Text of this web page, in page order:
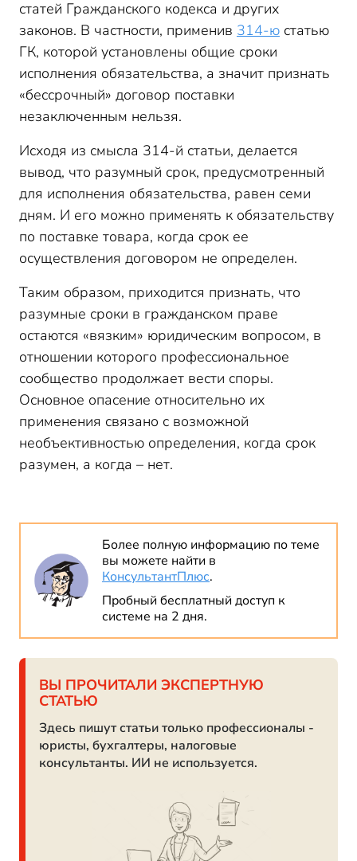
статей Гражданского кодекса и других
законов. В частности, применив 314-ю статью
ГК, которой установлены общие сроки
исполнения обязательства, а значит признать
«бессрочный» договор поставки
незаключенным нельзя.
Исходя из смысла 314-й статьи, делается
вывод, что разумный срок, предусмотренный
для исполнения обязательства, равен семи
дням. И его можно применять к обязательству
по поставке товара, когда срок ее
осуществления договором не определен.
Таким образом, приходится признать, что
разумные сроки в гражданском праве
остаются «вязким» юридическим вопросом, в
отношении которого профессиональное
сообщество продолжает вести споры.
Основное опасение относительно их
применения связано с возможной
необъективностью определения, когда срок
разумен, а когда – нет.
Более полную информацию по теме
вы можете найти в
КонсультантПлюс.
Пробный бесплатный доступ к
системе на 2 дня.
ВЫ ПРОЧИТАЛИ ЭКСПЕРТНУЮ
СТАТЬЮ
Здесь пишут статьи только профессионалы -
юристы, бухгалтеры, налоговые
консультанты. ИИ не используется.